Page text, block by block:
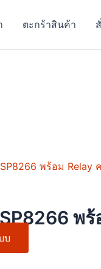
ตะกร้าสินค้า
พ
บ
This
multiple
variants.